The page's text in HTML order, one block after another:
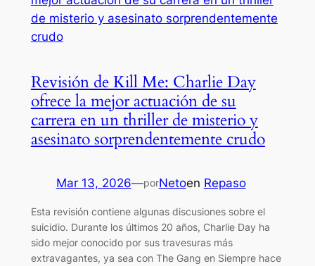
Revisión de Kill Me: Charlie Day
ofrece la mejor actuación de su
carrera en un thriller de misterio y
asesinato sorprendentemente crudo
Mar 13, 2026—porNetoen Repaso
Esta revisión contiene algunas discusiones sobre el
suicidio. Durante los últimos 20 años, Charlie Day ha
sido mejor conocido por sus travesuras más
extravagantes, ya sea con The Gang en Siempre hace